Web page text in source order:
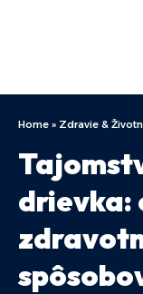
Home » Zdravie &
drievka: